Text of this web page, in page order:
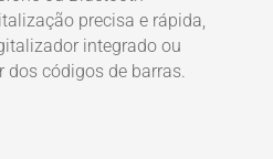
precisa e rápida,
integrado ou
códigos de barras.